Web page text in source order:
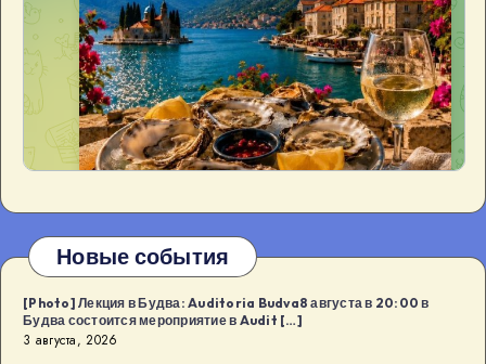
Новые события
[Photo] Лекция в Будва: Auditoria Budva8 августа в 20:00 в
Будва состоится мероприятие в Audit […]
3 августа, 2026